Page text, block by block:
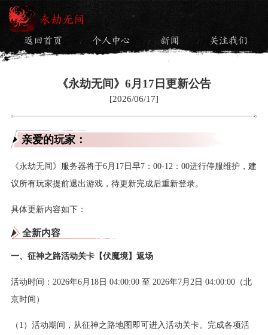
永劫无间
返回首页 / 个人中心 / 新闻 / 关注我们
《永劫无间》6月17日更新公告
[2026/06/17]
亲爱的玩家：
《永劫无间》服务器将于6月17日早7：00-12：00进行停服维护，建
议所有玩家提前退出游戏，待更新完成后重新登录。
具体更新内容如下：
全新内容
一、征神之路活动关卡【伏魔境】返场
活动时间：2026年6月18日 04:00:00 至 2026年7月2日 04:00:00（北
京时间）
（1）活动期间，从征神之路地图即可进入活动关卡。完成各项活